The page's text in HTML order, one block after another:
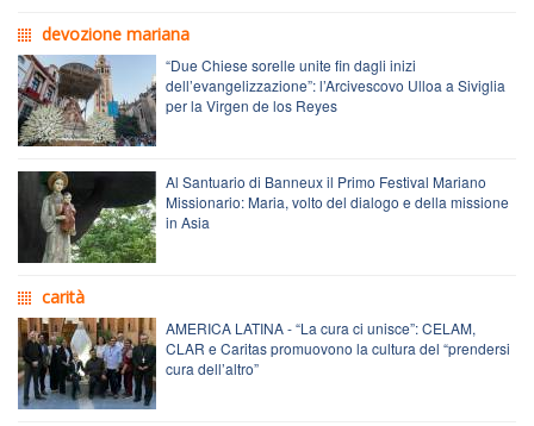
devozione mariana
“Due Chiese sorelle unite fin dagli inizi
dell’evangelizzazione”: l’Arcivescovo Ulloa a Siviglia
per la Virgen de los Reyes
Al Santuario di Banneux il Primo Festival Mariano
Missionario: Maria, volto del dialogo e della missione
in Asia
carità
AMERICA LATINA - “La cura ci unisce”: CELAM,
CLAR e Caritas promuovono la cultura del “prendersi
cura dell’altro”